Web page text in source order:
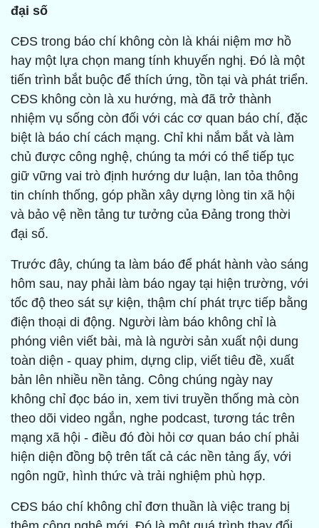
đại số
CĐS trong báo chí không còn là khái niệm mơ hồ
hay một lựa chọn mang tính khuyến nghị. Đó là một
tiến trình bắt buộc để thích ứng, tồn tại và phát triển.
CĐS không còn là xu hướng, mà đã trở thành
nhiệm vụ sống còn đối với các cơ quan báo chí, đặc
biệt là báo chí cách mạng. Chỉ khi nắm bắt và làm
chủ được công nghệ, chúng ta mới có thể tiếp tục
giữ vững vai trò định hướng dư luận, lan tỏa thông
tin chính thống, góp phần xây dựng lòng tin xã hội
và bảo vệ nền tảng tư tưởng của Đảng trong thời
đại số.
Trước đây, chúng ta làm báo để phát hành vào sáng
hôm sau, nay phải làm báo ngay tại hiện trường, với
tốc độ theo sát sự kiện, thậm chí phát trực tiếp bằng
điện thoại di động. Người làm báo không chỉ là
phóng viên viết bài, mà là người sản xuất nội dung
toàn diện - quay phim, dựng clip, viết tiêu đề, xuất
bản lên nhiều nền tảng. Công chúng ngày nay
không chỉ đọc báo in, xem tivi truyền thống mà còn
theo dõi video ngắn, nghe podcast, tương tác trên
mạng xã hội - điều đó đòi hỏi cơ quan báo chí phải
hiện diện đồng bộ trên tất cả các nền tảng ấy, với
ngôn ngữ, hình thức và trải nghiệm phù hợp.
CĐS báo chí không chỉ đơn thuần là việc trang bị